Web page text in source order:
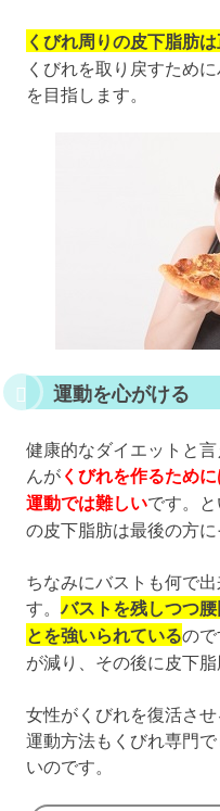
くびれ周りの皮下脂肪
くびれを取り戻すため
を目指します。
運動を心がける
健康的なダイエットと
んが くびれを作るため
運動では難しいです。
の皮下脂肪は最後の方に
ちなみにバストも何で
す。 バストを残しつつ
とを強いられているの
が減り、その後に皮下脂
女性がくびれを復活させ
運動方法もくびれ専門
いのです。